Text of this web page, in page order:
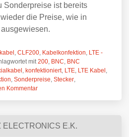
Sonderpreise ist bereits
die Preise, wie in
CLF200 Kabelkonfektion LTE -
mit 200 BNC BNC
konfektioniert, LTE LTE Kabel
Sonderpreise Stecker
Kommentar
E.K.